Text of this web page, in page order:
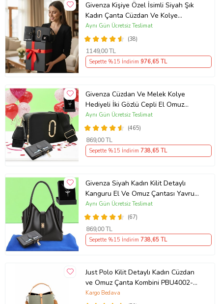
Givenza Kişiye Özel İsimli Siyah Şık
Kadın Çanta Cüzdan Ve Kolye
Hediyeli & Hediye Kutusu Seti
(D.Siyah)
(38)
Aynı Gün Ücretsiz Teslimat
1149,00 TL
Sepette %15 İndirim 976,65 TL
Givenza Cüzdan Ve Melek Kolye
Hediyeli İki Gözlü Cepli El Omuz
Çanta (Siyah)
(465)
Aynı Gün Ücretsiz Teslimat
869,00 TL
Sepette %15 İndirim 738,65 TL
Givenza Siyah Kadın Kilit Detaylı
Kanguru El Ve Omuz Çantası Yavru
Çantalı Cüzdan Ve Kolye Hediyeli
(67)
Aynı Gün Ücretsiz Teslimat
869,00 TL
Sepette %15 İndirim 738,65 TL
Just Polo Kilit Detaylı Kadın Cüzdan
ve Omuz Çanta Kombini PBU4002-
1004 (Yeşil)
Kargo Bedava